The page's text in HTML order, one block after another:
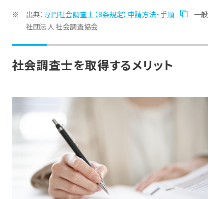
出典：専門社会調査士（8条規定）申請方法・手順
一般
社団法人 社会調査協会
社会調査士を取得するメリット